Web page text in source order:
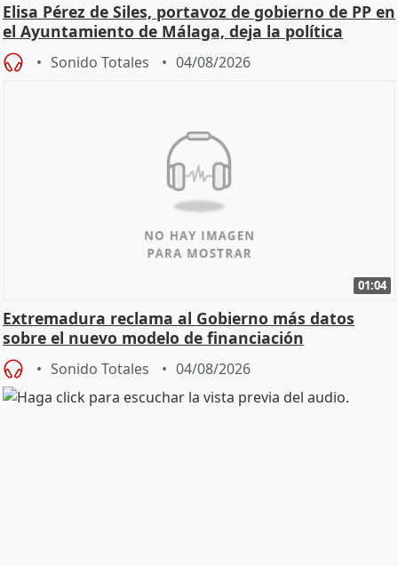
Elisa Pérez de Siles, portavoz de gobierno de PP en
el Ayuntamiento de Málaga, deja la política
Sonido Totales 04/08/2026
01:04
Extremadura reclama al Gobierno más datos
sobre el nuevo modelo de financiación
Sonido Totales 04/08/2026